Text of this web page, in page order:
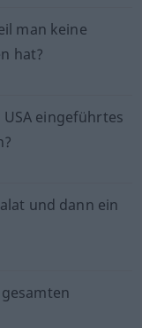
man keine
hat?
eingeführtes
und dann ein